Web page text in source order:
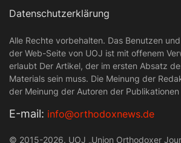
Datenschutzerklärung
Alle Rechte vorbehalten. Das Benutzen
der Web-Seite von UOJ ist mit offenem
erlaubt Der Artikel, der im ersten Absatz
Materials sein muss. Die Meinung der
der Meinung der Autoren der
Е-mail: info@orthodoxnews.de
© 2015-2026. UOJ „Union Orthodoxer